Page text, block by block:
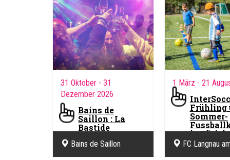
31 Oktober - 31
Dezember 2026
Bains de
Saillon : La
Bastide
Bains de Saillon - Der
Bains de Saillon
1 März - 21
Frühling
Sommer-
in Zürich
Jungen
Mädchen
FC Langnau